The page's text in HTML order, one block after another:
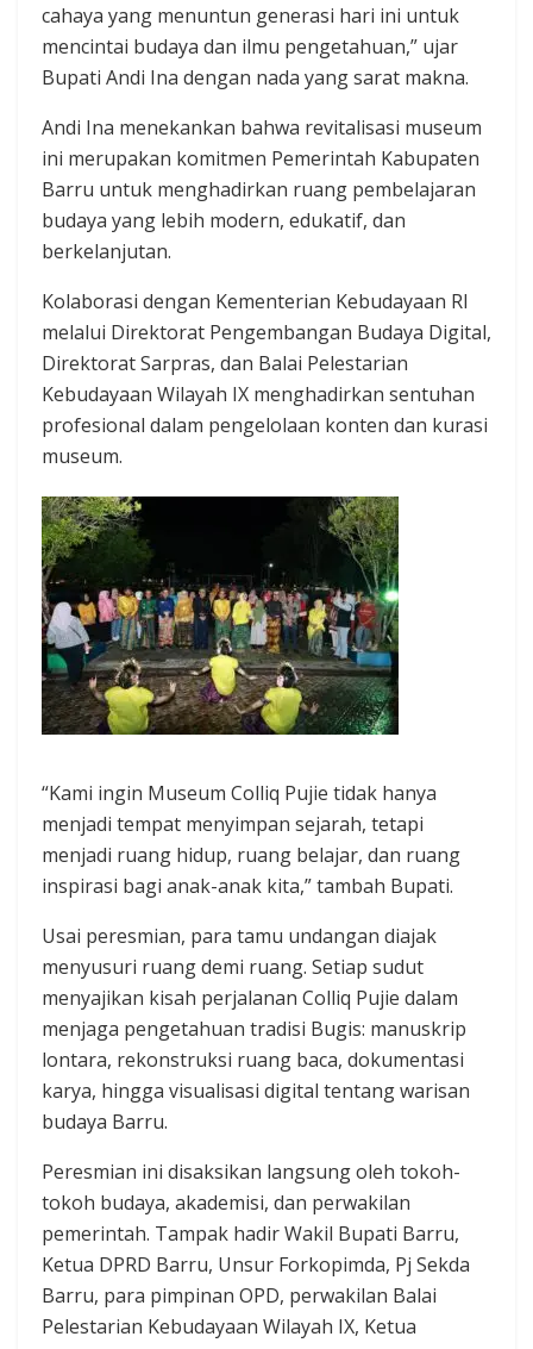
cahaya yang menuntun generasi hari ini untuk
mencintai budaya dan ilmu pengetahuan,” ujar
Bupati Andi Ina dengan nada yang sarat makna.
Andi Ina menekankan bahwa revitalisasi museum
ini merupakan komitmen Pemerintah Kabupaten
Barru untuk menghadirkan ruang pembelajaran
budaya yang lebih modern, edukatif, dan
berkelanjutan.
Kolaborasi dengan Kementerian Kebudayaan RI
melalui Direktorat Pengembangan Budaya Digital,
Direktorat Sarpras, dan Balai Pelestarian
Kebudayaan Wilayah IX menghadirkan sentuhan
profesional dalam pengelolaan konten dan kurasi
museum.
“Kami ingin Museum Colliq Pujie tidak hanya
menjadi tempat menyimpan sejarah, tetapi
menjadi ruang hidup, ruang belajar, dan ruang
inspirasi bagi anak-anak kita,” tambah Bupati.
Usai peresmian, para tamu undangan diajak
menyusuri ruang demi ruang. Setiap sudut
menyajikan kisah perjalanan Colliq Pujie dalam
menjaga pengetahuan tradisi Bugis: manuskrip
lontara, rekonstruksi ruang baca, dokumentasi
karya, hingga visualisasi digital tentang warisan
budaya Barru.
Peresmian ini disaksikan langsung oleh tokoh-
tokoh budaya, akademisi, dan perwakilan
pemerintah. Tampak hadir Wakil Bupati Barru,
Ketua DPRD Barru, Unsur Forkopimda, Pj Sekda
Barru, para pimpinan OPD, perwakilan Balai
Pelestarian Kebudayaan Wilayah IX, Ketua